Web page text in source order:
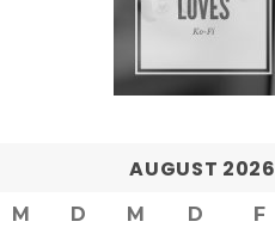
AUGUST 2026
M D M D F